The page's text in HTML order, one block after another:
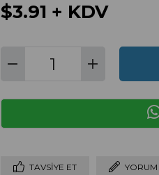
$3.91 + KDV
TAVSIYE ET YORUM